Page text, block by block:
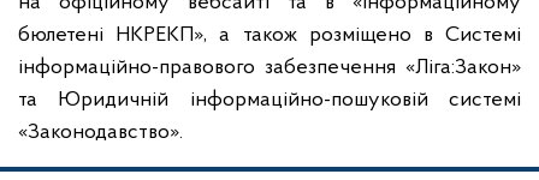
бюлетені НКРЕКП», а також розміщено в Системі
інформаційно-правового забезпечення «Ліга:Закон»
та Юридичній інформаційно-пошуковій системі
«Законодавство».